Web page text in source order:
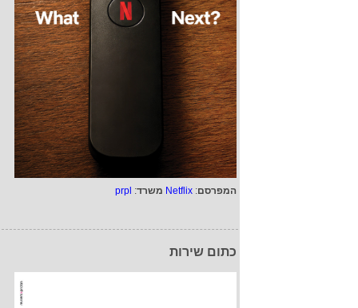
המפרסם:
Netflix משרד:
prpl
כתום שירות